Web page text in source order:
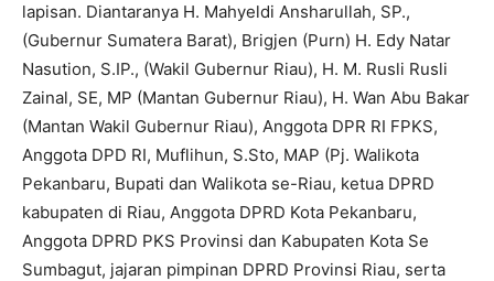
lapisan. Diantaranya H. Mahyeldi Ansharullah, SP.,
(Gubernur Sumatera Barat), Brigjen (Purn) H. Edy Natar
Nasution, S.IP., (Wakil Gubernur Riau), H. M. Rusli Rusli
Zainal, SE, MP (Mantan Gubernur Riau), H. Wan Abu Bakar
(Mantan Wakil Gubernur Riau), Anggota DPR RI FPKS,
Anggota DPD RI, Muflihun, S.Sto, MAP (Pj. Walikota
Pekanbaru, Bupati dan Walikota se-Riau, ketua DPRD
kabupaten di Riau, Anggota DPRD Kota Pekanbaru,
Anggota DPRD PKS Provinsi dan Kabupaten Kota Se
Sumbagut, jajaran pimpinan DPRD Provinsi Riau, serta